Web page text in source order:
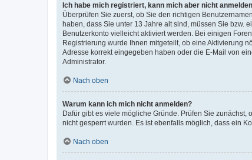
Ich habe mich registriert, kann mich aber nicht
Überprüfen Sie zuerst, ob Sie den richtigen
haben, dass Sie unter 13 Jahre alt sind, müssen Sie bzw.
Benutzerkonto vielleicht aktiviert werden. Bei einigen
Registrierung wurde Ihnen mitgeteilt, ob eine Aktivierung
Adresse korrekt eingegeben haben oder die E-Mail von
Administrator.
Nach oben
Warum kann ich mich nicht anmelden?
Dafür gibt es viele mögliche Gründe. Prüfen Sie
nicht gesperrt wurden. Es ist ebenfalls möglich, dass ein
Nach oben